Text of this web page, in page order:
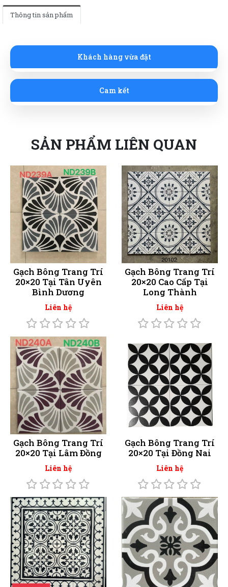
Thông tin sản phẩm
Khách hàng vừa đặt
Cam kết
SẢN PHẨM LIÊN QUAN
Gạch Bông Trang Trí
20×20 Tại Tân Uyên
Bình Dương
Liên hệ
Gạch Bông Trang Trí
20×20 Cao Cấp Tại
Long Thành
Liên hệ
Gạch Bông Trang Trí
20×20 Tại Lâm Đồng
Liên hệ
Gạch Bông Trang Trí
20×20 Tại Đồng Nai
Liên hệ